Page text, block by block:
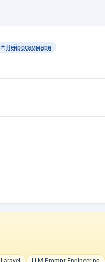
Нейросаммари